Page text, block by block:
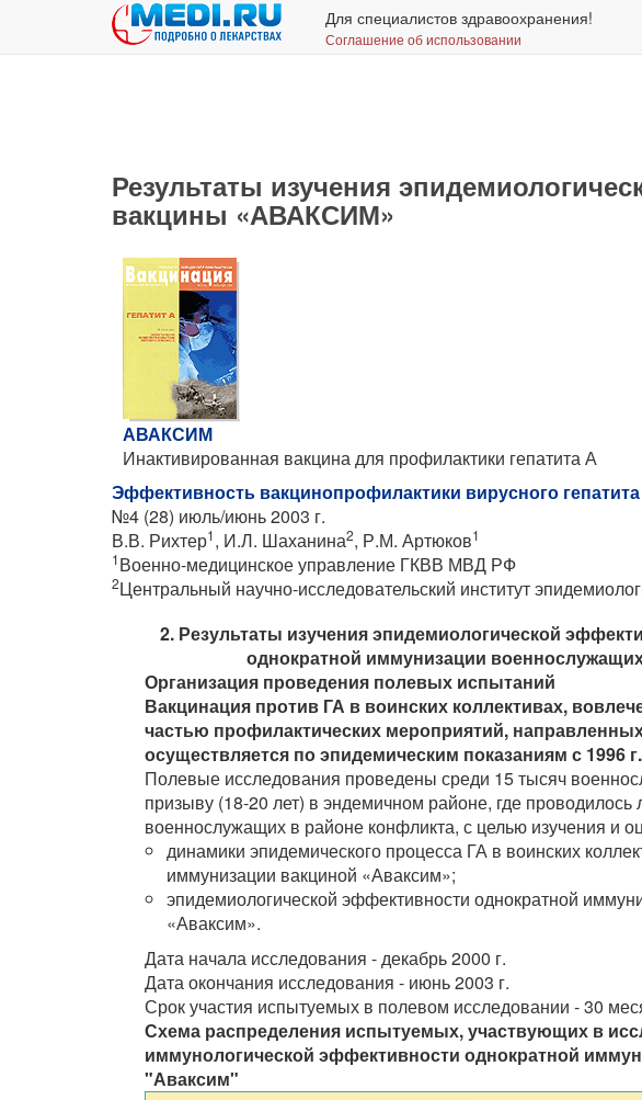
Для специалистов здравоохранения!
Соглашение об использовании
Результаты изучения
вакцины «АВАКСИМ»
АВАКСИМ
Инактивированная вакцина для профилактики гепатита А
Эффективность вакцинопрофилактики вирусного
№4 (28) июль/июнь 2003 г.
В.В. Рихтер1, И.Л. Шаханина2, Р.М. Артюков1
1Военно-медицинское управление ГКВВ МВД РФ
2Центральный научно-исследовательский институт
2. Результаты изучения эпидемиологической
однократной иммунизации
Организация проведения полевых испытаний
Вакцинация против ГА в воинских коллективах,
частью профилактических мероприятий,
осуществляется по эпидемическим показаниям с 1996 г.
Полевые исследования проведены среди 15 тысяч
призыву (18-20 лет) в эндемичном районе, где
военнослужащих в районе конфликта, с целью изучения и
динамики эпидемического процесса ГА в воинских
иммунизации вакциной «Аваксим»;
эпидемиологической эффективности однократной
«Аваксим».
Дата начала исследования - декабрь 2000 г.
Дата окончания исследования - июнь 2003 г.
Срок участия испытуемых в полевом исследовании - 30
Схема распределения испытуемых, участвующих в
иммунологической эффективности однократной
"Аваксим"